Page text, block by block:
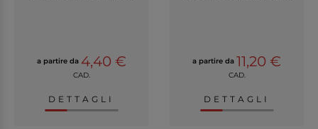
a partire da 4,40 €
CAD.
DETTAGLI
a partire da 11,20 €
CAD.
DETTAGLI